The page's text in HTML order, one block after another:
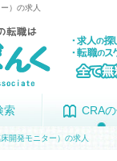
）の求人
索
索 CRA
CRA
開発モニター）の求人